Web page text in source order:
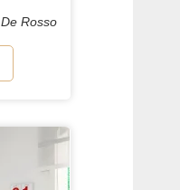
De Rosso